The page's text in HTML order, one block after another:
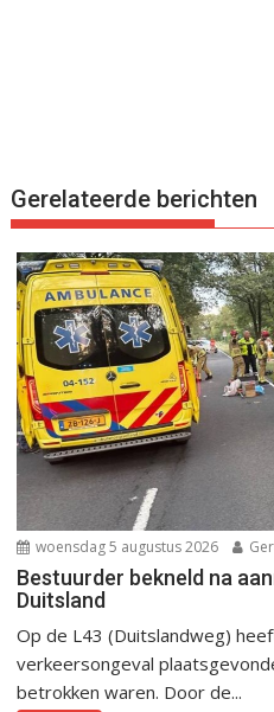
Gerelateerde berichten
woensdag 5 augustus 2026
Bestuurder bekneld na
Duitsland
Op de L43 (Duitslandweg)
verkeersongeval
betrokken waren. Door de...